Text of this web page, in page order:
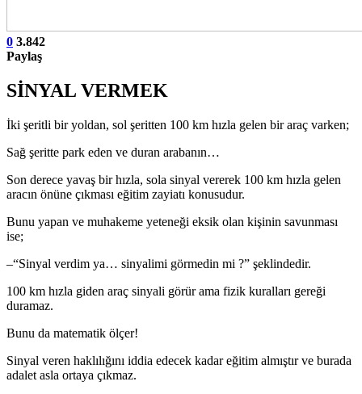
0 3.842
Paylaş
SİNYAL VERMEK
İki şeritli bir yoldan, sol şeritten 100 km hızla gelen bir araç varken;
Sağ şeritte park eden ve duran arabanın…
Son derece yavaş bir hızla, sola sinyal vererek 100 km hızla gelen
aracın önüne çıkması eğitim zayiatı konusudur.
Bunu yapan ve muhakeme yeteneği eksik olan kişinin savunması
ise;
–“Sinyal verdim ya… sinyalimi görmedin mi ?” şeklindedir.
100 km hızla giden araç sinyali görür ama fizik kuralları gereği
duramaz.
Bunu da matematik ölçer!
Sinyal veren haklılığını iddia edecek kadar eğitim almıştır ve burada
adalet asla ortaya çıkmaz.